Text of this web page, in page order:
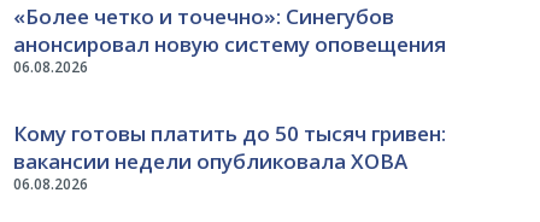
06.08.2026
«Более четко и точечно»: Синегубов
анонсировал новую систему оповещения
06.08.2026
Кому готовы платить до 50 тысяч гривен:
вакансии недели опубликовала ХОВА